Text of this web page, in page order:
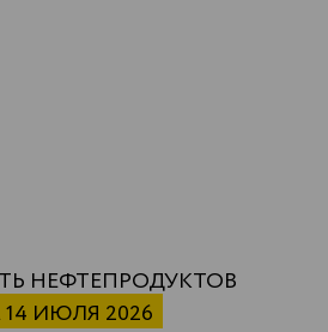
НЕФТЕПРОДУКТОВ
ИЮЛЯ 2026